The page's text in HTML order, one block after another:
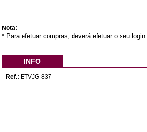
Nota:
* Para efetuar compras, deverá efetuar o seu login.
INFO
Ref.: ETVJG-837